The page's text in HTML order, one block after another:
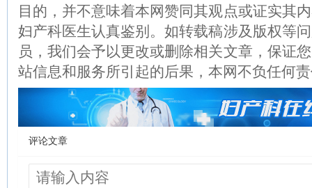
目的，并不意味着本网赞同其观点或证实其
妇产科医生认真鉴别。如转载稿涉及版权等
员，我们会予以更改或删除相关文章，保证
站信息和服务所引起的后果，本网不负任何
评论文章